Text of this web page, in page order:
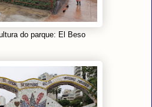
do parque: El Beso